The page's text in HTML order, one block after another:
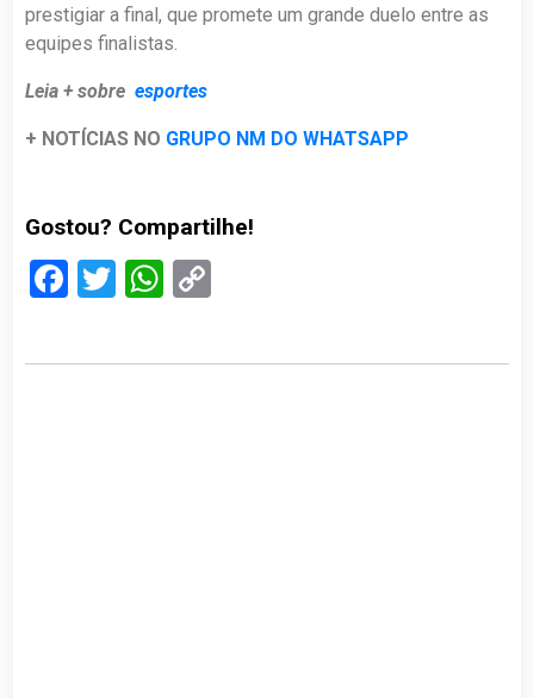
prestigiar a final, que promete um grande duelo entre as
equipes finalistas.
Leia + sobre esportes
+ NOTÍCIAS NO GRUPO NM DO WHATSAPP
Gostou? Compartilhe!
Facebook
TwitterWhatsApp